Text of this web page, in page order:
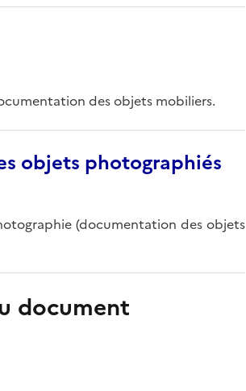
des objets mobiliers.
objets photographiés
(documentation des objets
document